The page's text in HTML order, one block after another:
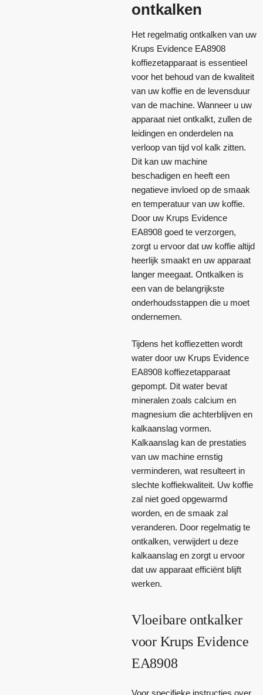
ontkalken
Het regelmatig ontkalken van uw
Krups Evidence EA8908
koffiezetapparaat is essentieel
voor het behoud van de kwaliteit
van uw koffie en de levensduur
van de machine. Wanneer u uw
apparaat niet ontkalkt, zullen de
leidingen en onderdelen na
verloop van tijd vol kalk zitten.
Dit kan uw machine
beschadigen en heeft een
negatieve invloed op de smaak
en temperatuur van uw koffie.
Door uw Krups Evidence
EA8908 goed te verzorgen,
zorgt u ervoor dat uw koffie altijd
heerlijk smaakt en uw apparaat
langer meegaat. Ontkalken is
een van de belangrijkste
onderhoudsstappen die u moet
ondernemen.
Tijdens het koffiezetten wordt
water door uw Krups Evidence
EA8908 koffiezetapparaat
gepompt. Dit water bevat
mineralen zoals calcium en
magnesium die achterblijven en
kalkaanslag vormen.
Kalkaanslag kan de prestaties
van uw machine ernstig
verminderen, wat resulteert in
slechte koffiekwaliteit. Uw koffie
zal niet goed opgewarmd
worden, en de smaak zal
veranderen. Door regelmatig te
ontkalken, verwijdert u deze
kalkaanslag en zorgt u ervoor
dat uw apparaat efficiënt blijft
werken.
Vloeibare ontkalker
voor Krups Evidence
EA8908
Voor specifieke instructies over